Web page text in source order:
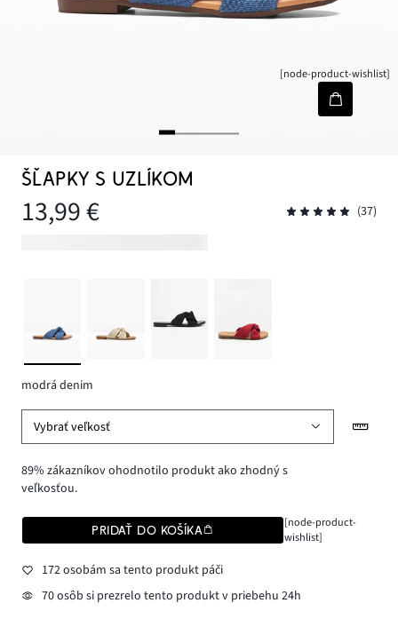
[node-product-wishlist]
ŠĽAPKY S UZLÍKOM
13,99 € (37)
modrá denim
Vybrať veľkosť
89% zákazníkov ohodnotilo produkt ako zhodný s
veľkosťou.
PRIDAŤ DO KOŠÍKA
[node-product-
wishlist]
172 osobám sa tento produkt páči
70 osôb si prezrelo tento produkt v priebehu 24h